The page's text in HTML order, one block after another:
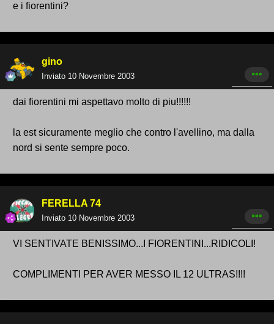
e i fiorentini?
gino
Inviato 10 Novembre 2003
dai fiorentini mi aspettavo molto di piu!!!!!!
la est sicuramente meglio che contro l'avellino, ma dalla
nord si sente sempre poco.
FERELLA 74
Inviato 10 Novembre 2003
VI SENTIVATE BENISSIMO...I FIORENTINI...RIDICOLI!
COMPLIMENTI PER AVER MESSO IL 12 ULTRAS!!!!